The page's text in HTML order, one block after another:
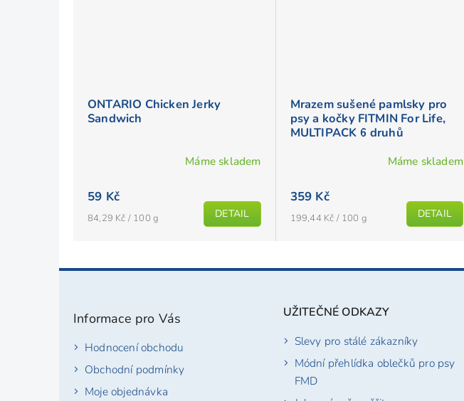
ONTARIO Chicken Jerky
Sandwich
hodnocení
produktu
je
5
Máme skladem
59 Kč
Měrná
84,29 Kč / 100 g DETAIL
Mrazem sušené pamlsky pro
psy a kočky FITMIN For Life,
MULTIPACK 6 druhů
Máme skladem
359 Kč
Měrná
199,44 Kč / 100 g DETAIL
Informace pro Vás
Hodnocení obchodu
Obchodní podmínky
Moje objednávka
UŽITEČNÉ ODKAZY
Slevy pro stálé zákazníky
Módní přehlídka oblečků pro psy
FMD